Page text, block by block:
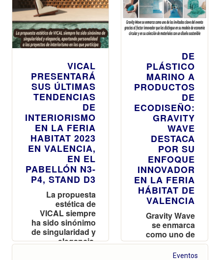
VICAL
PRESENTARÁ
SUS ÚLTIMAS
TENDENCIAS
DE
INTERIORISMO
EN LA FERIA
HABITAT 2023
EN VALENCIA,
EN EL
PABELLÓN N3-
P4, STAND D3
La propuesta
estética de
VICAL siempre
ha sido sinónimo
de singularidad y
elegancia,
DE
PLÁSTICO
MARINO A
PRODUCTOS
DE
ECODISEÑO:
GRAVITY
WAVE
DESTACA
POR SU
ENFOQUE
INNOVADOR
EN LA FERIA
HÁBITAT DE
VALENCIA
Gravity Wave
se enmarca
como uno de
los invitados
clave del
Eventos